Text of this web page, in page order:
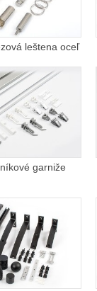
leštena oceľ
garniže